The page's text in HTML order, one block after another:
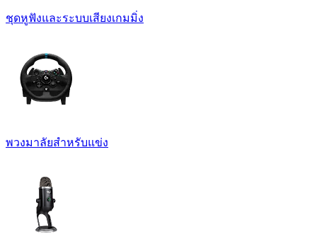
ชุดหูฟังและระบบเสียงเกมมิ่ง
พวงมาลัยสำหรับแข่ง